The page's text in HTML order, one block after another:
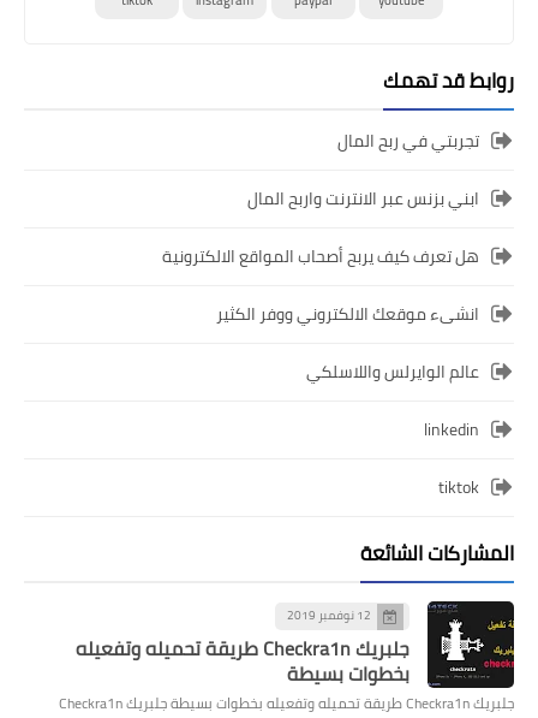
روابط قد تهمك
تجربتي في ربح المال
ابني بزنس عبر الانترنت واربح المال
هل تعرف كيف يربح أصحاب المواقع الالكترونية
انشىء موقعك الالكتروني ووفر الكثير
عالم الوايرلس واللاسلكي
linkedin
tiktok
المشاركات الشائعة
12 نوفمبر 2019
جلبريك Checkra1n طريقة تحميله وتفعيله
بخطوات بسيطة
جلبريك Checkra1n طريقة تحميله وتفعيله بخطوات بسيطة جلبريك Checkra1n